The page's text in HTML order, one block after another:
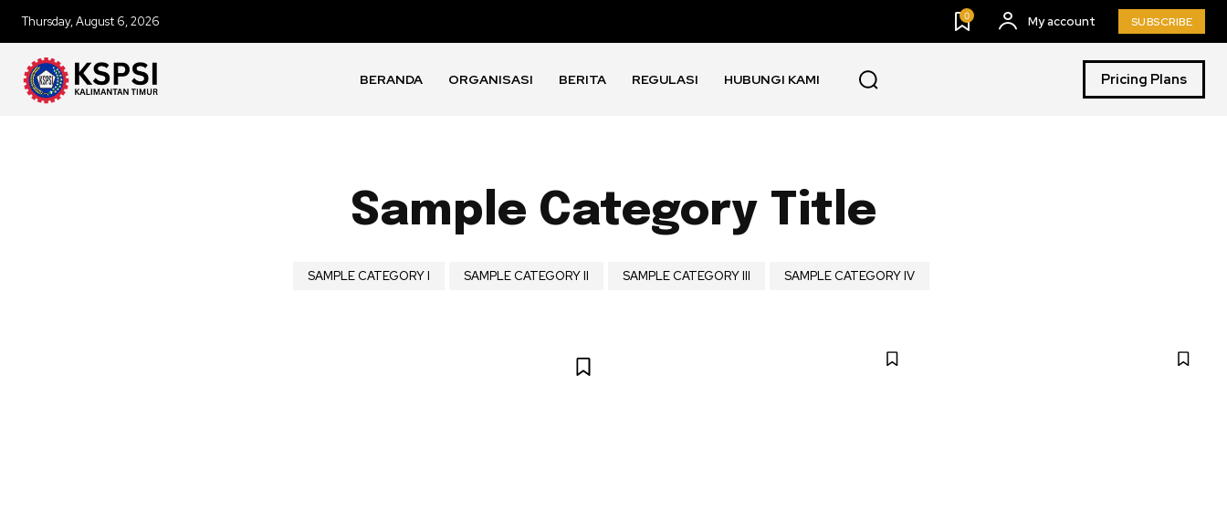
Thursday, August 6, 2026 0 My account SUBSCRIBE
BERANDA ORGANISASI BERITA REGULASI HUBUNGI KAMI Pricing Plans
Sample Category Title
SAMPLE CATEGORY I SAMPLE CATEGORY II SAMPLE CATEGORY III SAMPLE CATEGORY IV